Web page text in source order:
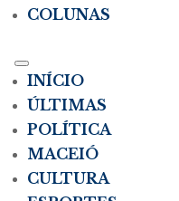
COLUNAS
INÍCIO
ÚLTIMAS
POLÍTICA
MACEIÓ
CULTURA